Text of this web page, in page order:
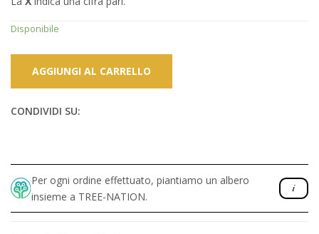
Disponibile
AGGIUNGI AL CARRELLO
CONDIVIDI SU:
Per ogni ordine effettuato, piantiamo un albero
insieme a TREE-NATION.